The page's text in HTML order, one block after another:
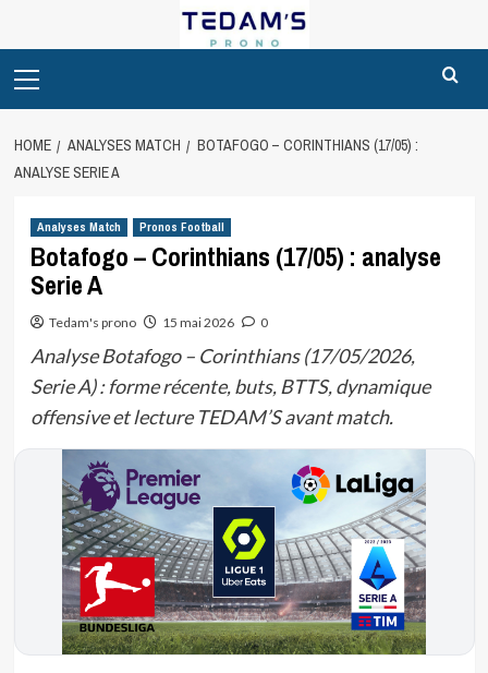
Menu
HOME ANALYSES MATCH
BOTAFOGO – CORINTHIANS (17/05) :
ANALYSE SERIE A
Analyses Match Pronos Football
Botafogo – Corinthians (17/05) : analyse
Serie A
Tedam's prono 15 mai 2026 0
Analyse Botafogo – Corinthians (17/05/2026,
Serie A) : forme récente, buts, BTTS, dynamique
offensive et lecture TEDAM’S avant match.